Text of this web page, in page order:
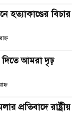
হত্যাকাণ্ডের বিচার
দিতে আমরা দৃঢ়
প্রতিবাদে রাষ্ট্রীয়